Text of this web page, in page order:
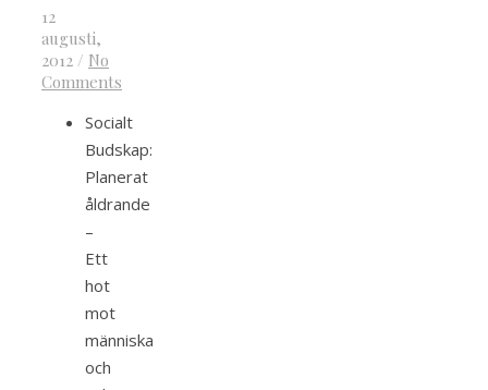
12
augusti,
2012 / No
Comments
Socialt
Budskap:
Planerat
åldrande
–
Ett
hot
mot
människa
och